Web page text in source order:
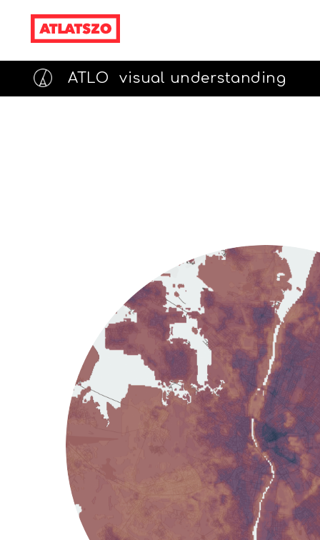
ATLO visual understanding